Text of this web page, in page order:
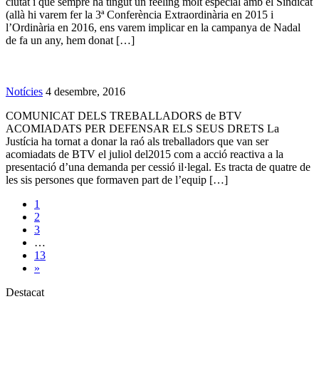
(allà hi varem fer la 3ª Conferència Extraordinària en 2015 i
l’Ordinària en 2016, ens varem implicar en la campanya de Nadal
de fa un any, hem donat […]
Notícies 4 desembre, 2016
COMUNICAT DELS TREBALLADORS de BTV
ACOMIADATS PER DEFENSAR ELS SEUS DRETS La
Justícia ha tornat a donar la raó als treballadors que van ser
acomiadats de BTV el juliol del2015 com a acció reactiva a la
presentació d’una demanda per cessió il·legal. Es tracta de quatre de
les sis persones que formaven part de l’equip […]
1
2
3
…
13
»
Destacat